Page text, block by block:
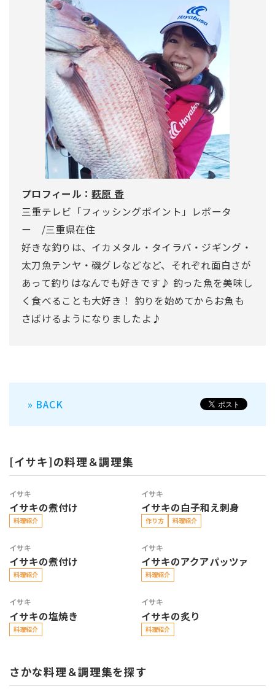
プロフィール：萩原 香
三重テレビ「フィッシングポイント」レポータ
ー /三重県在住
好きな釣りは、イカメタル・タイラバ・ジギング・
太刀魚テンヤ・磯グレなどなど、それぞれ面白さが
あって釣りはなんでも好きです♪ 釣った魚を美味し
く食べることも大好き！ 釣りを始めてからお魚も
さばけるようになりましたよ♪
» BACK
[イサキ]の料理＆調理集
イサキ
イサキの煮付け
料理紹介
イサキ
イサキの白子和え刺身
作り方 料理紹介
イサキ
イサキの煮付け
料理紹介
イサキ
イサキのアクアパッツァ
料理紹介
イサキ
イサキの塩焼き
料理紹介
イサキ
イサキの炙り
料理紹介
さかな料理＆調理集を探す